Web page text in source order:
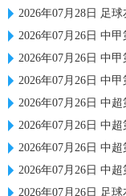
2026年07月28日 足
2026年07月26日 中
2026年07月26日 中
2026年07月26日 中
2026年07月26日 中
2026年07月26日 中
2026年07月26日 中
2026年07月26日 中
2026年07月26日 足